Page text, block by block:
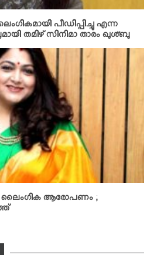
പീഡിപ്പിച്ചു എന്ന
തമിഴ് സിനിമാ താരം ഖുശ്ബു
ലൈംഗിക ആരോപണം ;